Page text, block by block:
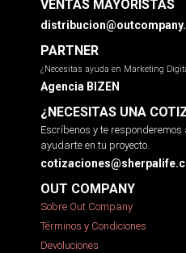
VENTAS MAYORISTAS
PARTNER
¿Necesitas ayuda en Marketing
Agencia BIZEN
¿NECESITAS UNA
Escríbenos y te
ayudarte en tu proyecto.
cotizaciones@sherpalife.cl
OUT COMPANY
Sobre Out Company
Términos y Condiciones
Devoluciones